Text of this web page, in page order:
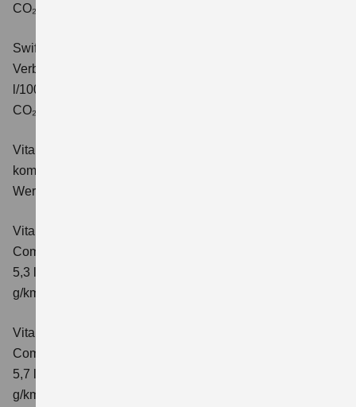
CO₂-Klasse: C.
Swift 1.2 DUALJET HYBRID ALLGRIP Comfort+
Verbrauchswerte: kombinierter Energieverbrauch 4,9
l/100km; kombinierter Wert der CO₂-Emission: 110 g/km;
CO₂-Klasse: C.
Vitara 1.4 BOOSTERJET HYBRID Club
kombinierter Energieverbrauch 5,3 l/100km; kombinierter
Wert der CO₂-Emission: 119 g/km; CO₂-Klasse: D
Vitara 1.4 BOOSTERJET HYBRID
Comfort
5,3 l/100km; kombinierter Wert der CO₂-Emission: 119
g/km; CO₂-Klasse: D
Vitara 1.4 BOOSTERJET HYBRID AT
Comfort
5,7 l/100 km; kombinierter Wert der CO₂-Emission: 129
g/km; CO₂-Klasse: D